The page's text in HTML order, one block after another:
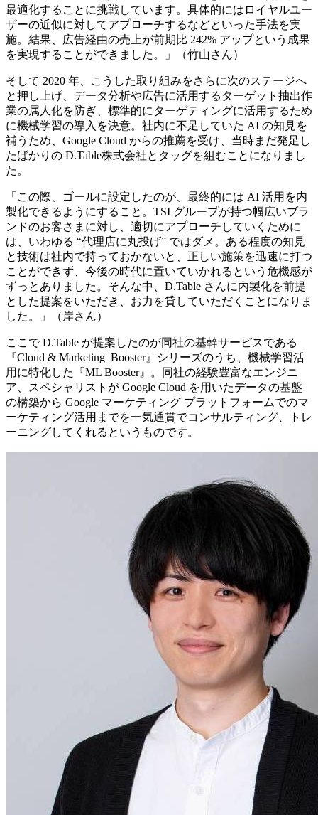
最適化することに挑戦しています。具体的にはロイヤルユー
ザーの近似に対してアプローチするなどといった手法を実
施。結果、広告経由の売上が前期比 242% アップという成果
を実現することができました。」（竹山さん）
そして 2020 年、こうした取り組みをさらに次のステージへ
と押し上げ、データ分析や広告に活用するターゲット抽出作
業の属人化を防ぎ、標準的にターゲティングに活用するため
に機械学習の導入を決意。社内に不足していた AI の知見を
補うため、Google Cloud からの推薦を受け、当時まだ発足し
たばかりの D.Table株式会社とタッグを組むことになりまし
た。
「この際、ゴールに設定したのが、最終的には AI 活用を内
製化できるようにすること。TSI グループが持つ幅広いブラ
ンドのお客さまに対し、適切にアプローチしていくために
は、いわゆる “代理店に丸投げ” ではダメ。ある程度の知見
と技術は社内で持っておかないと、正しい施策を迅速に打つ
ことができず、今後の時代に置いていかれるという危機感が
ずっとありました。そんな中、D.Table さんに内製化を前提
とした提案をいただき、お力を貸していただくことになりま
した。」（岸さん）
ここで D.Table が提案したのが同社の基幹サービスである
『Cloud & Marketing Booster』シリーズのうち、機械学習活
用に特化した『ML Booster』。同社の経験豊富なエンジニ
ア、スペシャリストが Google Cloud を用いたデータの基盤
の構築から Google マーケティング プラットフォームでのマ
ーケティング活用までを一気通貫でコンサルティング、トレ
ーニングしてくれるというものです。